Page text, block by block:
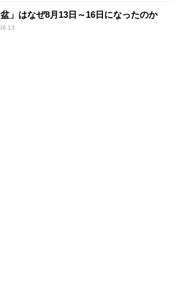
盆」はなぜ8月13日～16日になったのか